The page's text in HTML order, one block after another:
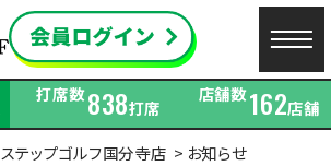
打席数838打席
店舗数162店舗
ステップゴルフ国分寺店
お知らせ